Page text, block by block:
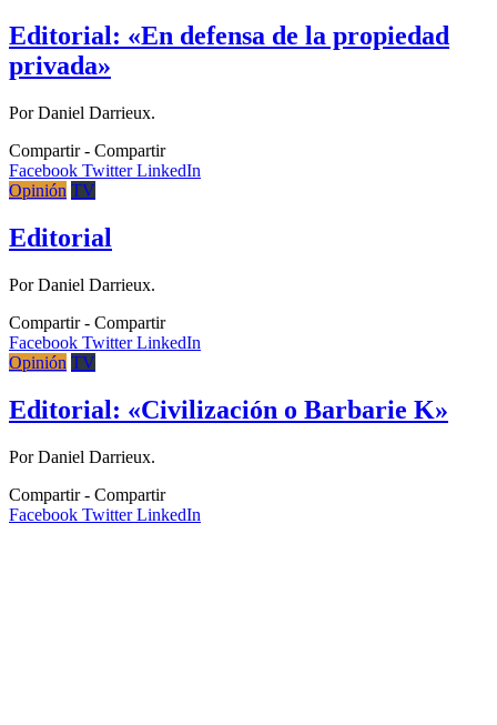
Editorial: «En defensa de la propiedad
privada»
Por Daniel Darrieux.
Compartir
Facebook TwitterLinkedIn
Opinión TV
Editorial
Por Daniel Darrieux.
Compartir
Facebook TwitterLinkedIn
Opinión TV
Editorial: «Civilización o Barbarie K»
Por Daniel Darrieux.
Compartir
Facebook TwitterLinkedIn